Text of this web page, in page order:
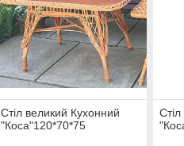
Стіл великий Кухонний
"Коса"120*70*75